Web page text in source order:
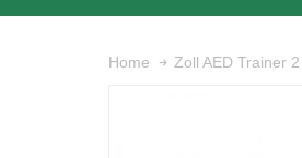
Home Zoll AED Trainer 2